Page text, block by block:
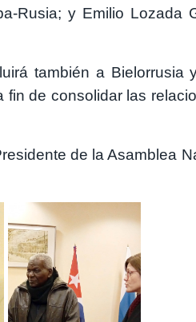
-Rusia; y Emilio Lozada
también a Bielorrusia
de consolidar las
de la Asamblea